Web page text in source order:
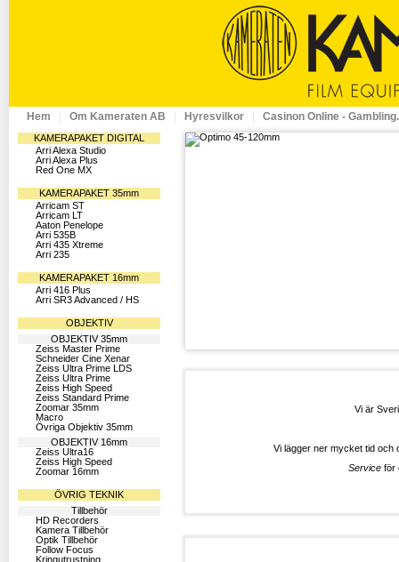
Hem Om Kameraten AB Hyresvilkor Casinon Online -
KAMERAPAKET DIGITAL
Arri Alexa Studio
Arri Alexa Plus
Red One MX
KAMERAPAKET 35mm
Arricam ST
Arricam LT
Aaton Penelope
Arri 535B
Arri 435 Xtreme
Arri 235
KAMERAPAKET 16mm
Arri 416 Plus
Arri SR3 Advanced / HS
OBJEKTIV
OBJEKTIV 35mm
Zeiss Master Prime
Schneider Cine Xenar
Zeiss Ultra Prime LDS
Zeiss Ultra Prime
Zeiss High Speed
Zeiss Standard Prime
Zoomar 35mm
Macro
Övriga Objektiv 35mm
OBJEKTIV 16mm
Zeiss Ultra16
Zeiss High Speed
Zoomar 16mm
ÖVRIG TEKNIK
Tillbehör
HD Recorders
Kamera Tillbehör
Optik Tillbehör
Follow Focus
Kringutrustning
Vi är
Vi lägger ner mycket tid och
Serviceför